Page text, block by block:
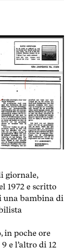
giornale,
1972 e scritto
una bambina di
in poche ore
e l’altro di 12